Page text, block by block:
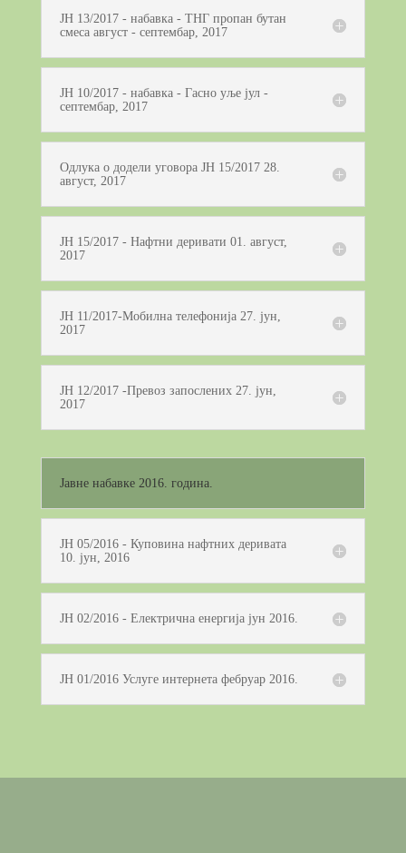
ЈН 13/2017 - набавка - ТНГ пропан бутан
смеса август - септембар, 2017
ЈН 10/2017 - набавка - Гасно уље јул -
септембар, 2017
Одлука о додели уговора ЈН 15/2017 28.
август, 2017
ЈН 15/2017 - Нафтни деривати 01. август,
2017
ЈН 11/2017-Мобилна телефонија 27. јун,
2017
ЈН 12/2017 -Превоз запослених 27. јун,
2017
Јавне набавке 2016. година.
ЈН 05/2016 - Куповина нафтних деривата
10. јун, 2016
ЈН 02/2016 - Електрична енергија јун 2016.
ЈН 01/2016 Услуге интернета фебруар 2016.